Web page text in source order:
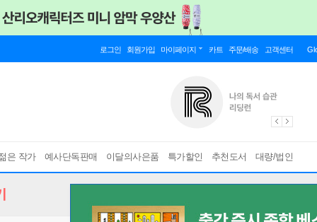
로그인 회원가입 마이페이지 카트 주문/배송 고객센터
은 작가 예사단독판매 이달의사은품 특가할인 추천도서 대량/법인